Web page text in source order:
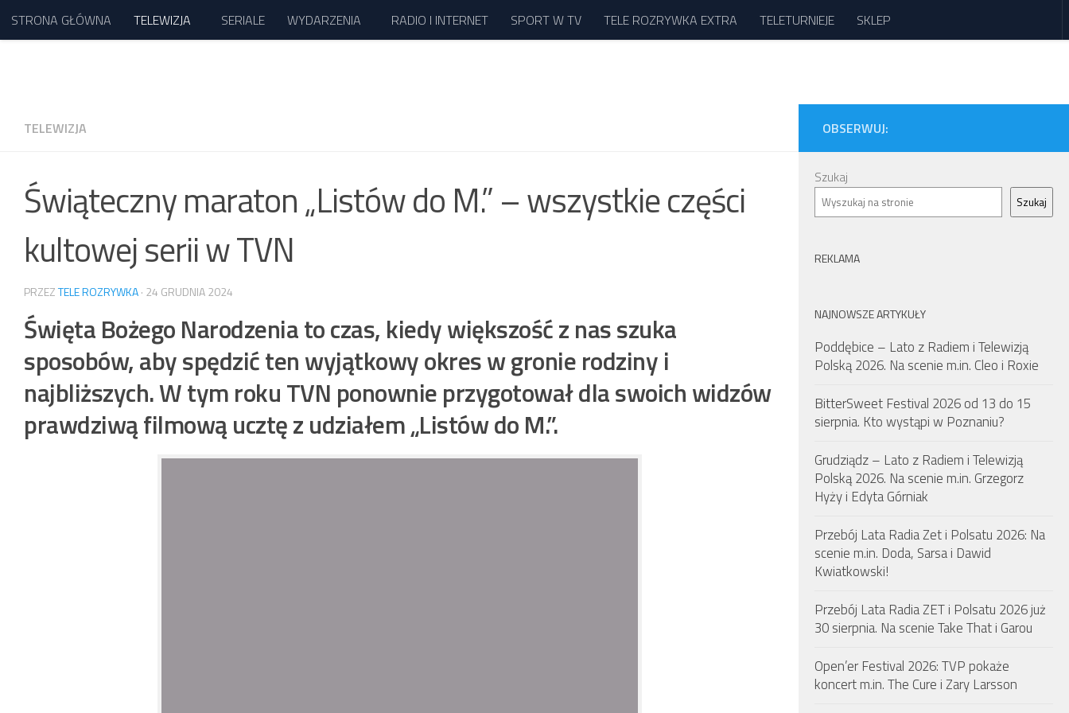
Przejdź do treści
STRONA GŁÓWNA TELEWIZJA SERIALE WYDARZENIA RADIO I INTERNET SPORT W TV TELE ROZRYWKA EXTRA TELETURNIEJE SKLEP
TELEWIZJA
Świąteczny maraton „Listów do M.” – wszystkie części
kultowej serii w TVN
PRZEZTELE ROZRYWKA· 24 GRUDNIA 2024
Święta Bożego Narodzenia to czas, kiedy większość z nas szuka
sposobów, aby spędzić ten wyjątkowy okres w gronie rodziny i
najbliższych. W tym roku TVN ponownie przygotował dla swoich widzów
prawdziwą filmową ucztę z udziałem „Listów do M.”.
OBSERWUJ:
Szukaj
Szukaj
REKLAMA
NAJNOWSZE ARTYKUŁY
Poddębice – Lato z Radiem i Telewizją
Polską 2026. Na scenie m.in. Cleo i Roxie
BitterSweet Festival 2026 od 13 do 15
sierpnia. Kto wystąpi w Poznaniu?
Grudziądz – Lato z Radiem i Telewizją
Polską 2026. Na scenie m.in. Grzegorz
Hyży i Edyta Górniak
Przebój Lata Radia Zet i Polsatu 2026: Na
scenie m.in. Doda, Sarsa i Dawid
Kwiatkowski!
Przebój Lata Radia ZET i Polsatu 2026 już
30 sierpnia. Na scenie Take That i Garou
Open’er Festival 2026: TVP pokaże
koncert m.in. The Cure i Zary Larsson